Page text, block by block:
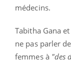
médecins.
Tabitha Gana
ne pas parler
femmes à "des